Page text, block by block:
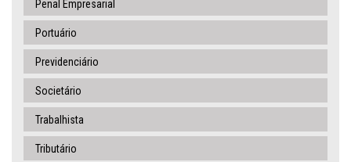
Penal Empresarial
Portuário
Previdenciário
Societário
Trabalhista
Tributário